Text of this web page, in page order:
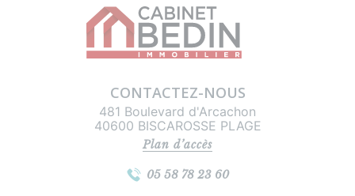
CONTACTEZ-NOUS
481 Boulevard d'Arcachon
40600 BISCAROSSE PLAGE
Plan d’accès
05 58 78 23 60